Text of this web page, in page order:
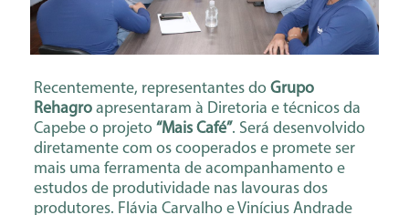
Recentemente, representantes do Grupo
Rehagroapresentaram à Diretoria e técnicos da
Capebe o projeto “Mais Café”. Será desenvolvido
diretamente com os cooperados e promete ser
mais uma ferramenta de acompanhamento e
estudos de produtividade nas lavouras dos
produtores. Flávia Carvalho e Vinícius Andrade